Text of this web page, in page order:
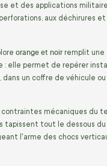
et des applications
aux déchirures et
orange et noir remplit
: elle permet de repérer
dans un coffre de véhicule
contraintes mécaniques du
tapissent tout le dessous
l'arme des chocs